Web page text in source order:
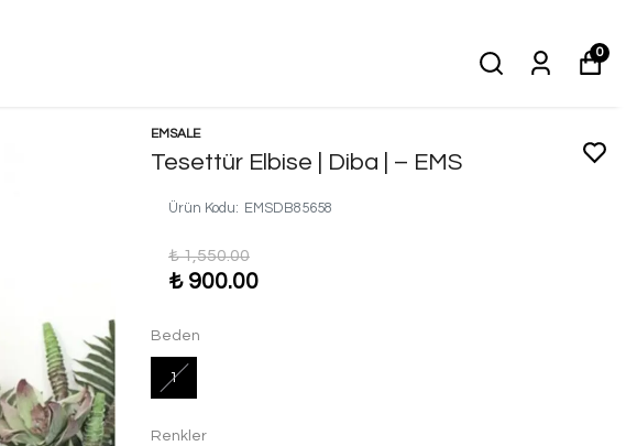
0
EMSALE
Tesettür Elbise | Diba | – EMS
Ürün Kodu: EMSDB85658
₺ 1,550.00
₺ 900.00
Beden
1
Renkler